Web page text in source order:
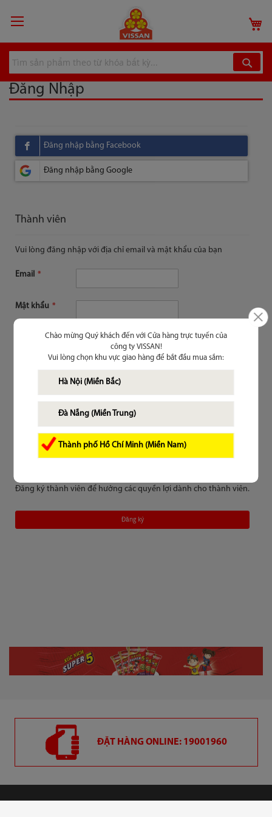
đến
dung
Chào mừng Quý khách đến với Cửa hàng trực tuyến của
công ty VISSAN!
Vui lòng chọn khu vực giao hàng để bắt đầu mua sắm:
Hà Nội (Miền Bắc)
Đà Nẵng (Miền Trung)
Thành phố Hồ Chí Minh (Miền Nam)
Đăng Nhập
Thành viên
Vui lòng đăng nhập với địa chỉ email và mật khẩu của bạn
Email
Mật khẩu
Nhớ mật khẩu trên thiết bị này (?)
Chưa là thành viên
Đăng ký thành viên để hưởng các quyền lợi dành cho thành viên.
Đăng ký
ĐẶT HÀNG ONLINE: 19001960